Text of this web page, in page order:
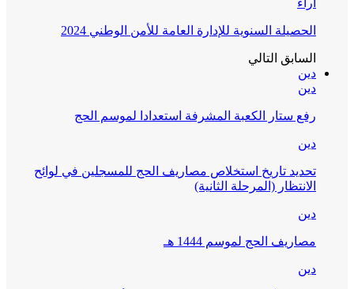
آراء
الحصيلة السنوية للإدارة العامة للأمن الوطني 2024
السابق التالي
دين
دين
رفع ستار الكعبة المشرفة استعدادا لموسم الحج
دين
تحديد تاريخ استخلاص مصاريف الحج للمسجلين في لوائح
الانتظار (المرحلة الثانية)
دين
مصاريف الحج لموسم 1444 هـ
دين